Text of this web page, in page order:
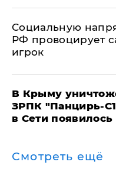
Социальную
РФ провоцирует
игрок
В Крыму
ЗРПК "Панцирь-
в Сети
Смотреть ещё